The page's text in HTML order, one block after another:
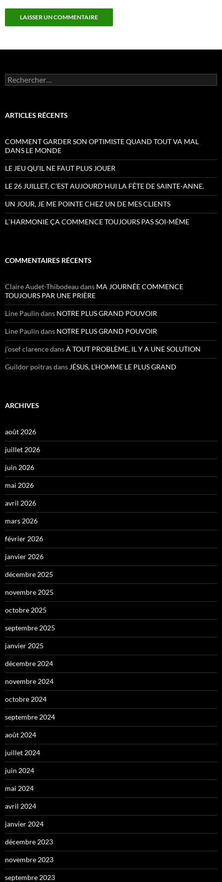
Rechercher :
ARTICLES RÉCENTS
COMMENT GARDER SON OPTIMISTE QUAND TOUT VA MAL
DANS LE MONDE
LE JEU QU’IL NE FAUT PLUS JOUER
LE 26 JUILLET, C’EST AUJOURD’HUI LA FÊTE DE SAINTE-ANNE.
UN JOUR, JE ME POINTE CHEZ UN DE MES CLIENTS
L`HARMONIE ÇA COMMENCE TOUJOURS PAS SOI-MÊME
COMMENTAIRES RÉCENTS
Claire Audet-Thibodeau dans MA JOURNÉE COMMENCE
TOUJOURS PAR UNE PRIÈRE
Line Paulin dans NOTRE PLUS GRAND POUVOIR
Line Paulin dans NOTRE PLUS GRAND POUVOIR
j’osef clarencedansÀ TOUT PROBLÈME, IL Y A UNE SOLUTION
Guildor poitrasdans JÉSUS, L’HOMME LE PLUS GRAND
ARCHIVES
août 2026
juillet 2026
juin 2026
mai 2026
avril 2026
mars 2026
février 2026
janvier 2026
décembre 2025
novembre 2025
octobre 2025
septembre 2025
janvier 2025
décembre 2024
novembre 2024
octobre 2024
septembre 2024
août 2024
juillet 2024
juin 2024
mai 2024
avril 2024
janvier 2024
décembre 2023
novembre 2023
septembre 2023